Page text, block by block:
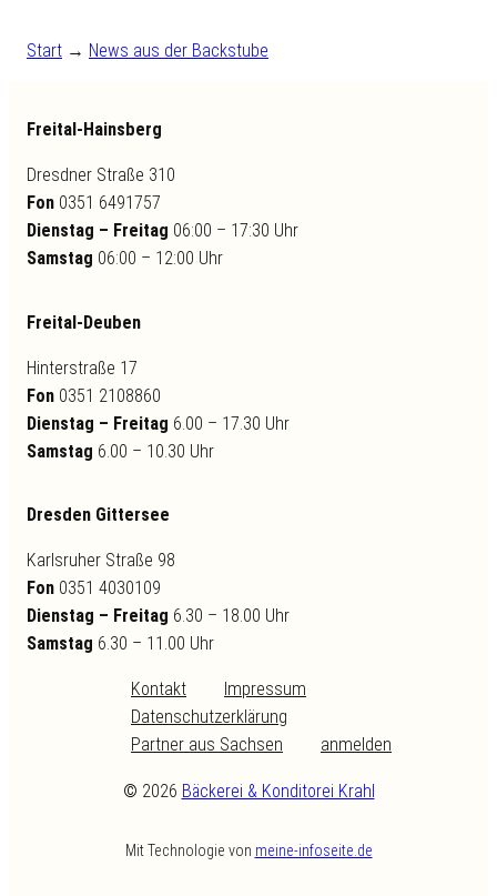
Start → News aus der Backstube
Freital-Hainsberg
Dresdner Straße 310
Fon 0351 6491757
Dienstag – Freitag 06:00 – 17:30 Uhr
Samstag 06:00 – 12:00 Uhr
Freital-Deuben
Hinterstraße 17
Fon 0351 2108860
Dienstag – Freitag 6.00 – 17.30 Uhr
Samstag 6.00 – 10.30 Uhr
Dresden Gittersee
Karlsruher Straße 98
Fon 0351 4030109
Dienstag – Freitag 6.30 – 18.00 Uhr
Samstag 6.30 – 11.00 Uhr
Kontakt
Impressum
Datenschutzerklärung
Partner aus Sachsen
anmelden
© 2026 Bäckerei & Konditorei Krahl
Mit Technologie von meine-infoseite.de